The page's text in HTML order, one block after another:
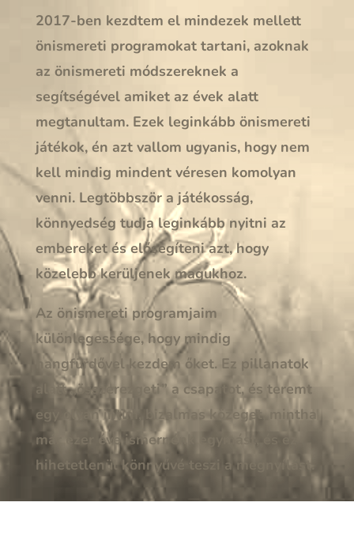
2017-ben kezdtem el mindezek mellett
önismereti programokat tartani, azoknak
az önismereti módszereknek a
segítségével amiket az évek alatt
megtanultam. Ezek leginkább önismereti
játékok, én azt vallom ugyanis, hogy nem
kell mindig mindent véresen komolyan
venni. Legtöbbször a játékosság,
könnyedség tudja leginkább nyitni az
embereket és elősegíteni azt, hogy
közelebb kerüljenek magukhoz.
Az önismereti programjaim
különlegessége, hogy mindig
hangfürdővel kezdem őket. Ez pillanatok
alatt „összerezgeti” a csapatot, és teremt
egy olyan intim, bizalmas közeget, mintha
már ezer éve ismernénk egymást, és ez
hihetetlenül könnyűvé teszi a megnyílást.